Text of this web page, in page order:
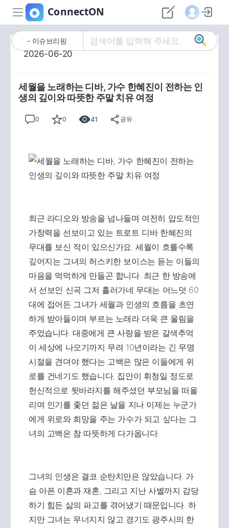
이슈브리핑
2026-06-20
세월을 노래하는 디바, 가수 한혜진이 전하는 인
생의 깊이와 따뜻한 주말 치유 여정
0 0 41 공유
최근 라디오와 방송을 넘나들며 여전히 압도적인
가창력을 선보이고 있는 트로트 디바 한혜진의
무대를 보신 적이 있으신가요. 세월이 흐를수록
깊어지는 그녀의 허스키한 보이스는 듣는 이들의
마음을 먹먹하게 만들곤 합니다. 최근 한 방송에
서 선보인 신곡 그저 흘러가네 무대는 어느덧 60
대에 접어든 그녀가 세월과 인생의 흐름을 초연
하게 받아들이며 부르는 노래라 더욱 큰 울림을
주었습니다. 대중에게 큰 사랑을 받은 갈색추억
이 세상에 나오기까지 무려 10년이라는 긴 무명
시절을 견뎌야 했다는 고백은 많은 이들에게 위
로를 건네기도 했습니다. 집안이 휘청일 정도로
헌신적으로 뒷바라지를 해주셨던 부모님을 떠올
리며 인기를 좇던 젊은 날을 지나 이제는 누군가
에게 위로와 희망을 주는 가수가 되고 싶다는 그
녀의 고백은 참 따뜻하게 다가옵니다.
그녀의 인생은 결코 순탄치만은 않았습니다. 가
슴 아픈 이혼과 재혼, 그리고 지난 사별까지 감당
하기 힘든 삶의 파고를 겪어냈기 때문입니다. 하
지만 그녀는 무너지지 않고 경기도 광주시의 한